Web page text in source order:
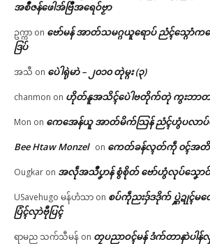
အစဳဇန်ဖေါအ်ဗြဳအရေဝ်ဗၟာ
ဥက္ကာ on ဗော်မန် အာတ်သမဂ္ဂယူရောပ် ညံၚ်သ္ဂောံ
ဒြပ်
အသီ on ပေဲါရုဲမာဲ – ၂၀၁၀ တုဲမ္ဂး (၃)
chanmon on ဟိုတ်နူအသိၚ်ပေဲါဗတိုက်တုဲ ကွးဘာ
Mon on ကေအေန်ယူ အာတ်မိက်သြန် ညံၚ်ဟွံပလာပ်
Bee Htaw Monzel on ကေတ်ခန်လ္ၚတ်ကဵု ၀ၚ်အ
Ougkar on အလဵုအသဳပၞာန် စွံစိုတ် ဗော်ဟွံလုပ်သၞော
USavehugo မန်ဟံသာ on စပ်ကဵုညးဒှ်ဒဒိုက် ပ္ဋဲဍုၚ်
ပြံၚ်လှာဲဗီုပြၚ်
ရာမည သက်သီမန် on တၠပညာဝၚ်မန် ဒံက်တာနာဲပါ